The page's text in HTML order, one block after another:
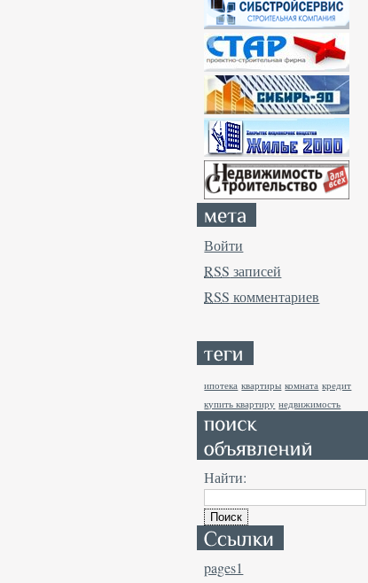
Войти
RSS записей
RSS комментариев
ипотека квартиры комната кредит
купить квартиру недвижимость
Найти:
pages1